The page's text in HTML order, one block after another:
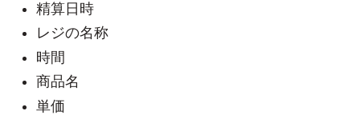
精算日時
レジの名称
時間
商品名
単価